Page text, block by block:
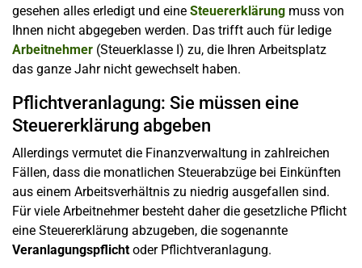
gesehen alles erledigt und eine Steuererklärung muss von
Ihnen nicht abgegeben werden. Das trifft auch für ledige
Arbeitnehmer (Steuerklasse I) zu, die Ihren Arbeitsplatz
das ganze Jahr nicht gewechselt haben.
Pflichtveranlagung: Sie müssen eine
Steuererklärung abgeben
Allerdings vermutet die Finanzverwaltung in zahlreichen
Fällen, dass die monatlichen Steuerabzüge bei Einkünften
aus einem Arbeitsverhältnis zu niedrig ausgefallen sind.
Für viele Arbeitnehmer besteht daher die gesetzliche Pflicht
eine Steuererklärung abzugeben, die sogenannte
Veranlagungspflichtoder Pflichtveranlagung.